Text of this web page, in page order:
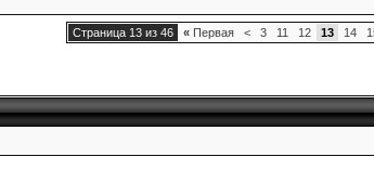
Страница 13 из 46 « Первая < 3 11 12 13 14